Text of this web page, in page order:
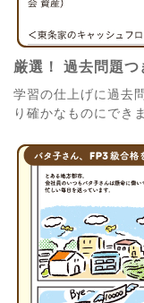
厳選！ 過去問題つ
学習の仕上げに過去
り確かなものにでき